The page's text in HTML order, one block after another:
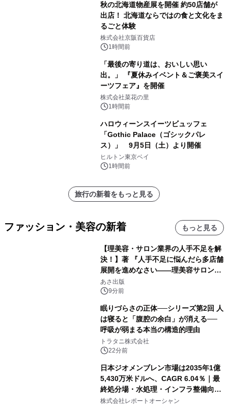
秋の北海道物産展を開催 約50店舗が
出店！ 北海道ならではの食と文化をま
るごと体験
株式会社京阪百貨店
1時間前
「最後の寄り道は、おいしい思い
出。」 『夏休みイベント＆ご褒美スイ
ーツフェア』を開催
株式会社菜花の里
1時間前
ハロウィーンスイーツビュッフェ
「Gothic Palace（ゴシックパレ
ス）」 9月5日（土）より開催
ヒルトン東京ベイ
1時間前
旅行の新着をもっと見る
ファッション・美容の新着 もっと見る
【理美容・サロン業界の人手不足を解
決！】著 『人手不足に悩んだら多店舗
展開を進めなさい――理美容サロン
「多店舗展開」の教科書』2026年8月
24日（月）発売
あさ出版
9分前
眠りづらさの正体──シリーズ第2回 人
は寝ると「腹腔の余白」が消える──
呼吸が弱まる本当の構造的理由
トラタニ株式会社
22分前
日本ジオメンブレン市場は2035年1億
5,430万米ドルへ、CAGR 6.04％｜最
終処分場・水処理・インフラ整備向け
需要拡大
株式会社レポートオーシャン